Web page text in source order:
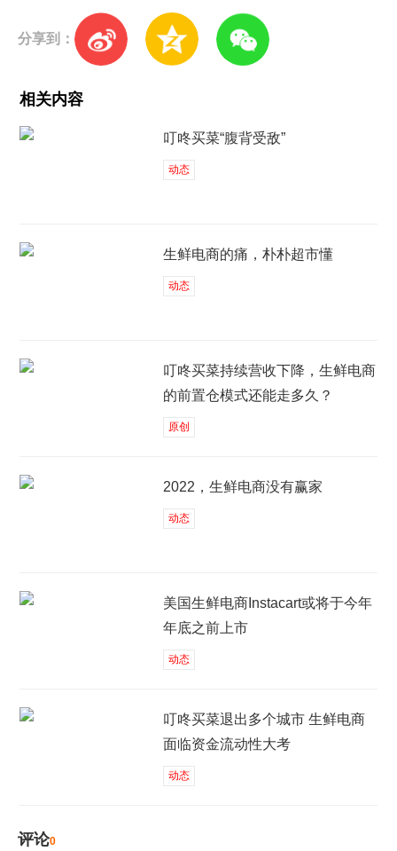
分享到：
相关内容
叮咚买菜“腹背受敌”
动态
生鲜电商的痛，朴朴超市懂
动态
叮咚买菜持续营收下降，生鲜电商
的前置仓模式还能走多久？
原创
2022，生鲜电商没有赢家
动态
美国生鲜电商Instacart或将于今年
年底之前上市
动态
叮咚买菜退出多个城市 生鲜电商
面临资金流动性大考
动态
评论0